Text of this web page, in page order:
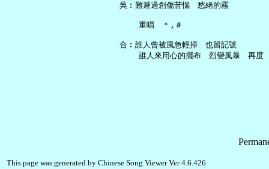
   吳︰難避過創傷苦惱　愁緒的霧
       重唱　＊,＃
   合︰誰人曾被風急輕掃　也留記號
This page was generated by Chinese Song Viewer Ver 4.6.426